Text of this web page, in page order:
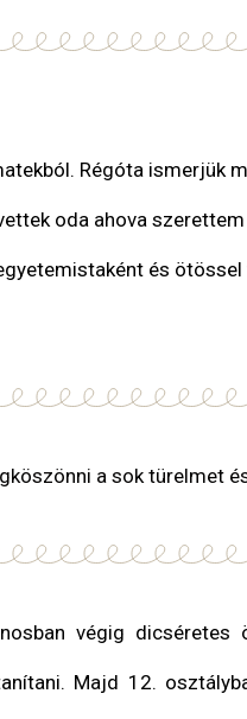
Régóta ismerjük
oda ahova
és
a sok türelmet
végig dicséretes
Majd 12.